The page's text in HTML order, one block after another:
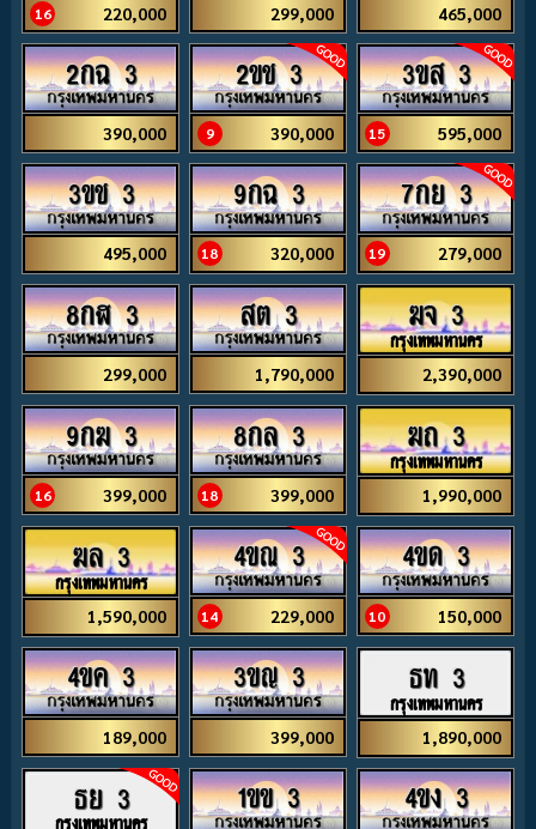
16 220,000 299,000 465,000
2กฉ 3
390,000
2ขช 3
9 390,000
3ขส 3
15 595,000
3ขช 3
495,000
9กฉ 3
18 320,000
7กย 3
19 279,000
8กฬ 3
299,000
สต 3
1,790,000
ฆจ 3
กรุงเทพมหานคร
2,390,000
9กฆ 3
16 399,000
8กล 3
18 399,000
ฆถ 3
กรุงเทพมหานคร
1,990,000
ฆล 3
กรุงเทพมหานคร
1,590,000
4ขณ 3
14 229,000
4ขด 3
10 150,000
4ขค 3
189,000
3ขญ 3
399,000
ธท 3
กรุงเทพมหานคร
1,890,000
ธย 3 1ขข 3 4ขง 3